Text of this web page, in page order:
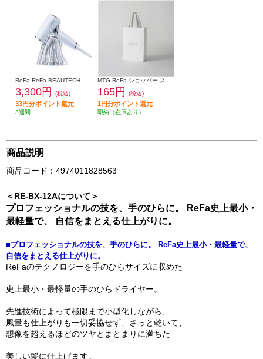
3,300円 (税込)
33円分ポイント還元
3週間
165円 (税込)
1円分ポイント還元
即納（在庫あり）
商品説明
商品コード：4974011828563
＜RE-BX-12Aについて＞
プロフェッショナルの技を、手のひらに。 ReFa史上最小・
最軽量で、 自信をまとえる仕上がりに。
■プロフェッショナルの技を、手のひらに。 ReFa史上最小・最軽量で、
自信をまとえる仕上がりに。
ReFaのテクノロジーを手のひらサイズに収めた
史上最小・最軽量の手のひらドライヤー。
先進技術によって極限まで小型化しながら、
風量も仕上がりも一切妥協せず、さっと乾いて、
想像を超えるほどのツヤとまとまりに満ちた
美しい髪に仕上げます。